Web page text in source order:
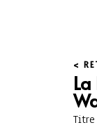
<
Titre